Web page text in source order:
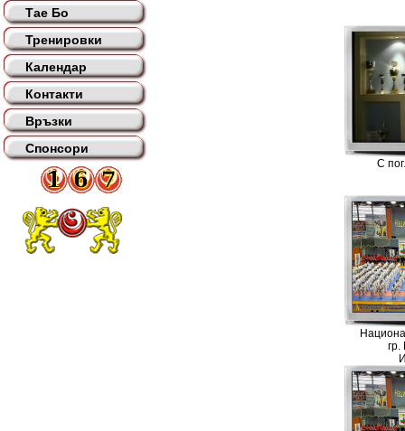
Тае Бо
Тренировки
Календар
Контакти
Връзки
Спонсори
С
гр.